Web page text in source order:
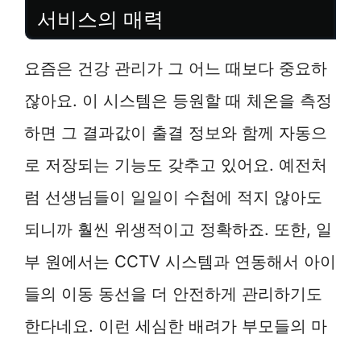
서비스의 매력
요즘은 건강 관리가 그 어느 때보다 중요하
잖아요. 이 시스템은 등원할 때 체온을 측정
하면 그 결과값이 출결 정보와 함께 자동으
로 저장되는 기능도 갖추고 있어요. 예전처
럼 선생님들이 일일이 수첩에 적지 않아도
되니까 훨씬 위생적이고 정확하죠. 또한, 일
부 원에서는 CCTV 시스템과 연동해서 아이
들의 이동 동선을 더 안전하게 관리하기도
한다네요. 이런 세심한 배려가 부모들의 마